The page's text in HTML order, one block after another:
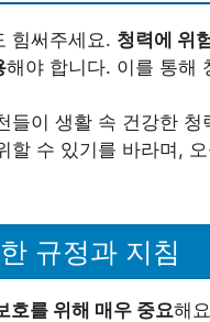
힘써주세요. 청력에 위
해야 합니다. 이를 통해
들이 생활 속 건강한
할 수 있기를 바라며,
규정과 지침
호를 위해 매우 중요해